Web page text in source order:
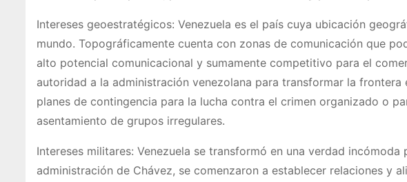
Intereses geoestratégicos: Venezuela es el país cuya ubicación
mundo. Topográficamente cuenta con zonas de comunicación que
alto potencial comunicacional y sumamente competitivo para el
autoridad a la administración venezolana para transformar la
planes de contingencia para la lucha contra el crimen organizado o
asentamiento de grupos irregulares.
Intereses militares: Venezuela se transformó en una verdad
administración de Chávez, se comenzaron a establecer relaciones y